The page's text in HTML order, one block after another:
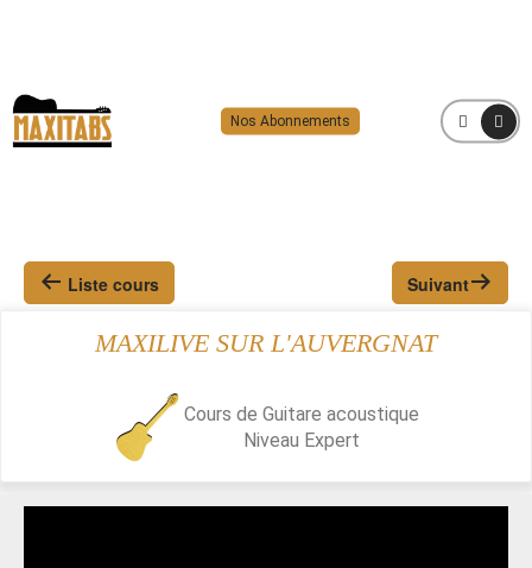
Nos Abonnements MENU
Liste cours Suivant
MAXILIVE SUR L'AUVERGNAT
Cours de Guitare acoustique
Niveau Expert